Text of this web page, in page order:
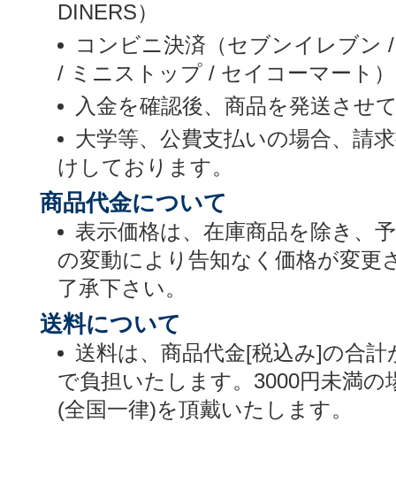
DINERS）
コンビニ決済（セブンイレブン
/ ミニストップ / セイコーマート）
入金を確認後、商品を発送させ
大学等、公費支払いの場合、請
けしております。
商品代金について
表示価格は、在庫商品を除き、
の変動により告知なく価格が変更
了承下さい。
送料について
送料は、商品代金[税込み]の合
で負担いたします。3000円未満の
(全国一律)を頂戴いたします。